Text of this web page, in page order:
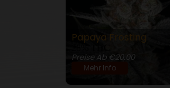
Papaya Frosting
Preise Ab €20.00
Mehr Info